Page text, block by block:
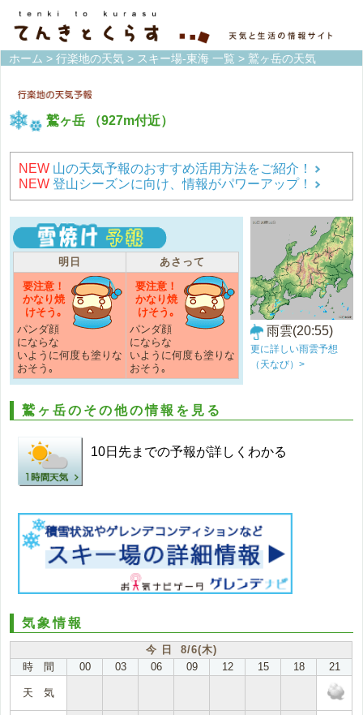
ホーム > 行楽地の天気 > スキー場-東海 一覧 > 鷲ヶ岳の天気
鷲ヶ岳 （927m付近）
NEW 山の天気予報のおすすめ活用方法をご紹介！
NEW 登山シーズンに向け、情報がパワーアップ！
明日
あさって
要注意！
かなり焼
けそう｡
パンダ顔
にならな
いように何度も塗りな
おそう｡
要注意！
かなり焼
けそう｡
パンダ顔
にならな
いように何度も塗りな
おそう｡
雨雲(20:55)
更に詳しい雨雲予想
（天なび）>
鷲ヶ岳のその他の情報を見る
10日先までの予報が詳しくわかる
気象情報
今 日 8/6(木)
時 間
00 03 06 09 12 15 18 21
天 気